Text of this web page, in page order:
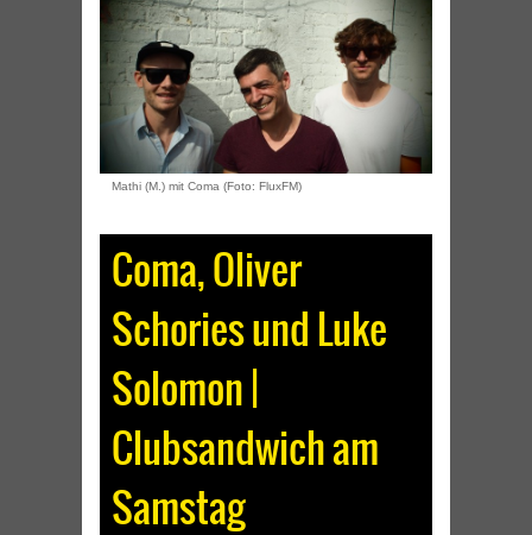
Mathi (M.) mit Coma (Foto: FluxFM)
Coma, Oliver
Schories und Luke
Solomon |
Clubsandwich am
Samstag